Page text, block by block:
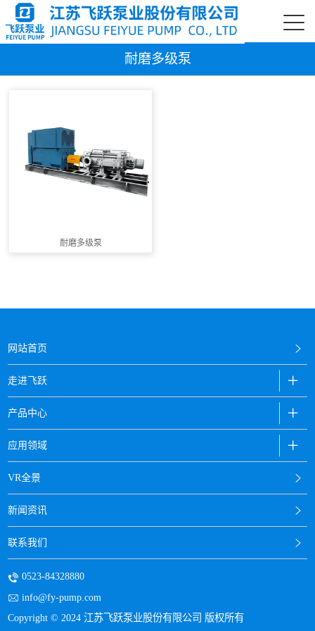
耐磨多级泵
耐磨多级泵
网站首页
走进飞跃
产品中心
应用领域
VR全景
新闻资讯
联系我们
0523-84328880
info@fy-pump.com
Copyright © 2024 江苏飞跃泵业股份有限公司 版权所有